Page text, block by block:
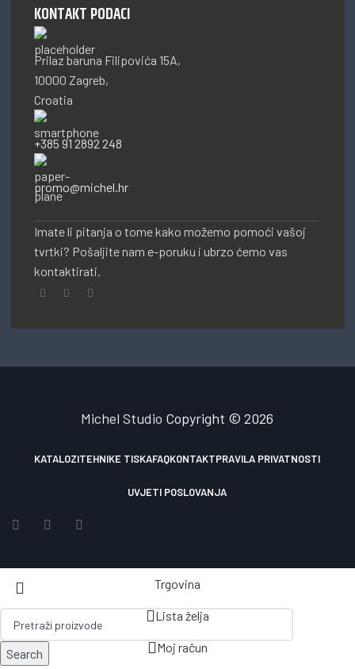
KONTAKT PODACI
Prilaz baruna Filipovića 15A,
10000 Zagreb,
Croatia
+385 91 2892 248
promo@michel.hr
Imate li pitanja o tome kako možemo pomoći vašoj
tvrtki? Pošaljite nam e-poruku i ubrzo ćemo vas
kontaktirati.
Michel Studio Copyright © 2026
KATALOZITEHNIKE TISKAFAQKONTAKTPRAVILA PRIVATNOSTI
UVJETI POSLOVANJA
Search
Trgovina
Lista želja
Moj račun